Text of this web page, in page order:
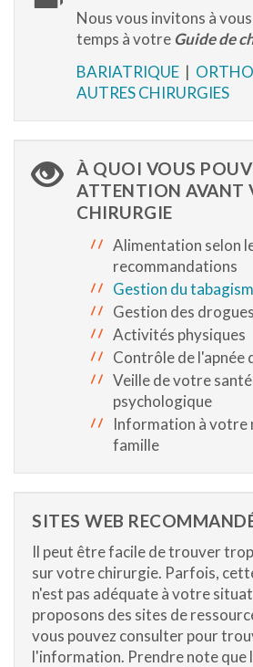
Nous vous invitons à
temps à votre Guide de
BARIATRIQUE |
AUTRES CHIRURGIES
À QUOI VOUS
ATTENTION AVANT
CHIRURGIE
Alimentation selon
recommandations
Gestion du
Gestion des
Activités physiques
Contrôle de l'apnée
Veille de votre
psychologique
Information à votre
famille
SITES WEB
Il peut être facile de trouver
sur votre chirurgie. Parfois,
n'est pas adéquate à votre
proposons des sites de
vous pouvez consulter pour
l'information. Prendre note